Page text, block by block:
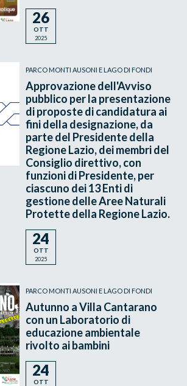
26
OTT
2025
PARCO MONTI AUSONI E LAGO DI FONDI
Approvazione dell'Avviso
pubblico per la presentazione
di proposte di candidatura ai
fini della designazione, da
parte del Presidente della
Regione Lazio, dei membri del
Consiglio direttivo, con
funzioni di Presidente, per
ciascuno dei 13 Enti di
gestione delle Aree Naturali
Protette della Regione Lazio.
24
OTT
2025
PARCO MONTI AUSONI E LAGO DI FONDI
Autunno a Villa Cantarano
con un Laboratorio di
educazione ambientale
rivolto ai bambini
24
OTT